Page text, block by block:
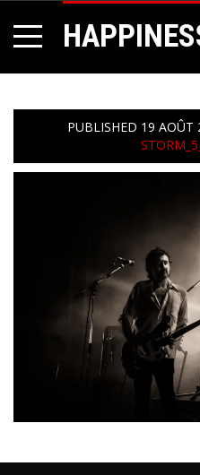
PUBLISHED 19 AOÛT